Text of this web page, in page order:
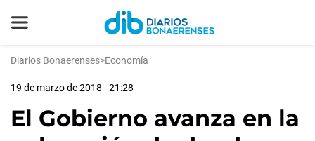
Diarios Bonaerenses>Economía
19 de marzo de 2018 - 21:28
El Gobierno avanza en la